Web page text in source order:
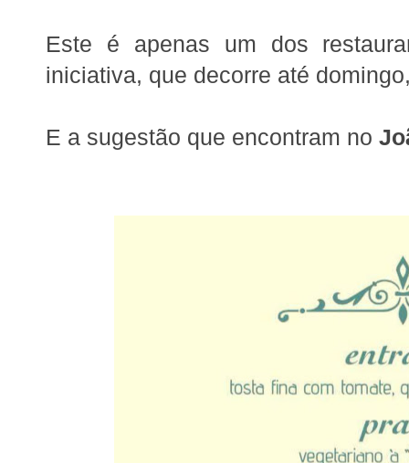
Este é apenas um dos
iniciativa, que decorre até
E a sugestão que encontram no